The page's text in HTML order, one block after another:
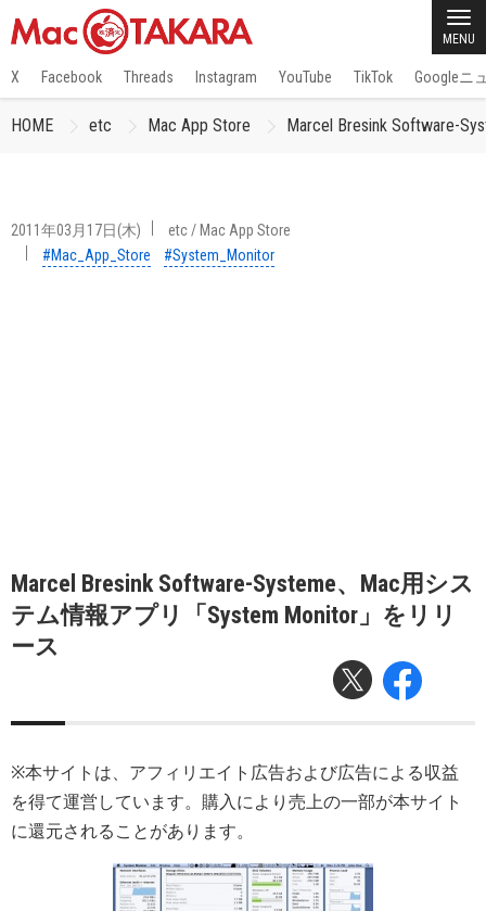
MENU
X Facebook Threads Instagram YouTube TikTok Googleニ
HOME etc Mac App Store Marcel Bresink Software-
2011年03月17日(木) etc/ Mac App Store
#Mac_App_Store
#System_Monitor
Marcel Bresink Software-Systeme、Mac用シス
テム情報アプリ「System Monitor」をリリ
ース
※本サイトは、アフィリエイト広告および広告による収益
を得て運営しています。購入により売上の一部が本サイト
に還元されることがあります。